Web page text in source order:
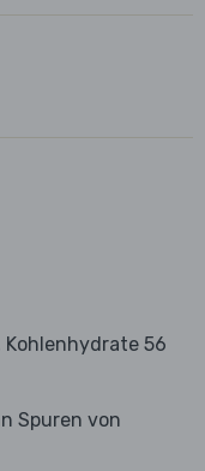
Kohlenhydrate 56
Spuren von